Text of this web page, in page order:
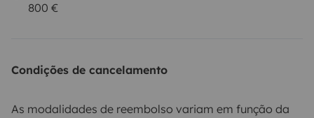
800 €
Condições de cancelamento
As modalidades de reembolso variam em função da